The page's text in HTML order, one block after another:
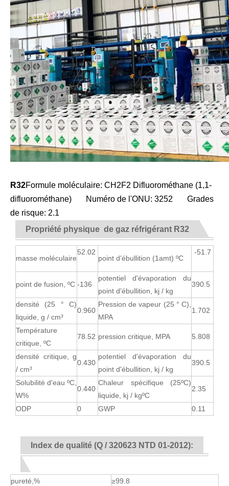
R32Formule moléculaire: CH2F2 Difluorométhane (1,1-
difluorométhane) Numéro de l'ONU: 3252 Grades
de risque: 2.1
Propriété physique de gaz réfrigérant R32
masse moléculaire
52.02
point d'ébullition (1amt) ºC
-51.7
point de fusion, ºC -136
potentiel d'évaporation du
point d'ébullition, kj / kg
390.5
densité (25 ° C)
liquide, g / cm³
0.960
Pression de vapeur (25 ° C),
MPA
1.702
Température
critique, ºC
78.52 pression critique, MPA 5.808
densité critique, g
/ cm³
0.430
potentiel d'évaporation du
point d'ébullition, kj / kg
390.5
Solubilité d'eau ºC,
W%
0.440
Chaleur spécifique (25ºC)
liquide, kj / kgºC
2.35
ODP 0 GWP 0.11
Index de qualité (Q / 320623 NTD 01-2012):
pureté,%
≥99.8